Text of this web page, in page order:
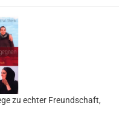
zu echter Freundschaft,